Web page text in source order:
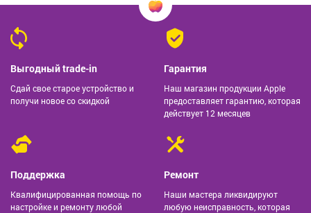
Выгодный trade-in
Сдай свое старое устройство и
получи новое со скидкой
Гарантия
Наш магазин продукции Apple
предоставляет гарантию, которая
действует 12 месяцев
Поддержка
Квалифицированная помощь по
настройке и ремонту любой
Ремонт
Наши мастера ликвидируют
любую неисправность, которая